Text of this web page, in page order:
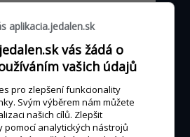
ZÁJEM
aplikacia.jedalen.sk
vás žádá o
vašich údajů
pro zlepšení funkcionality
Svým výběrem nám můžete
našich cílů. Zlepšit
pomocí analytických nástrojů